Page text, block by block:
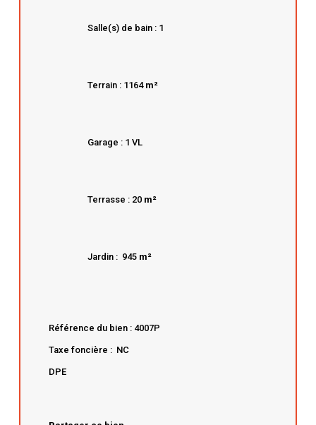
Salle(s) de bain : 1
Terrain : 1164m²
Garage : 1 VL
Terrasse : 20 m²
Jardin : 945 m²
Référence du bien : 4007P
Taxe foncière : NC
DPE